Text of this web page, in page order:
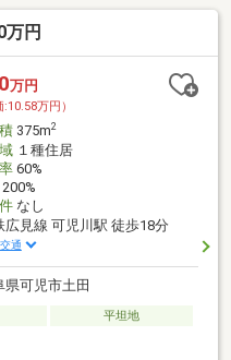
経験豊富なスタッフがメリ
丁寧にご説明します。◇◇
毎月のお支払い、諸費
で丁寧にサポート。勤続年
ーンご希望の方もご相談く
。ご相談
円
万円
:10.58万円）
375m2
１種住居
60%
なし
広見線 可児川駅 徒歩18分
通
県可児市土田
平坦地